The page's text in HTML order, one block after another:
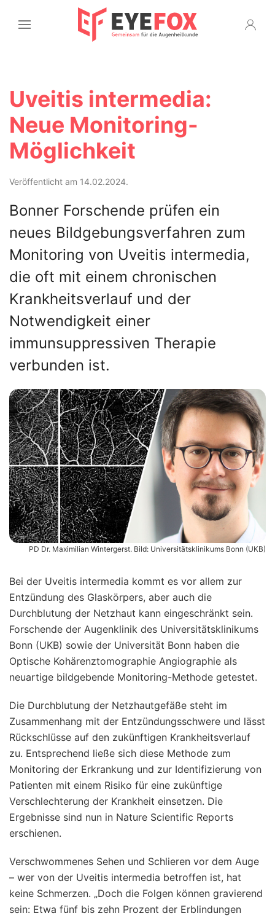
Uveitis intermedia:
Neue Monitoring-
Möglichkeit
Veröffentlicht am 14.02.2024.
Bonner Forschende prüfen ein
neues Bildgebungsverfahren zum
Monitoring von Uveitis intermedia,
die oft mit einem chronischen
Krankheitsverlauf und der
Notwendigkeit einer
immunsuppressiven Therapie
verbunden ist.
PD Dr. Maximilian Wintergerst. Bild: Universitätsklinikums Bonn (UKB)
Bei der Uveitis intermedia kommt es vor allem zur
Entzündung des Glaskörpers, aber auch die
Durchblutung der Netzhaut kann eingeschränkt sein.
Forschende der Augenklinik des Universitätsklinikums
Bonn (UKB) sowie der Universität Bonn haben die
Optische Kohärenztomographie Angiographie als
neuartige bildgebende Monitoring-Methode getestet.
Die Durchblutung der Netzhautgefäße steht im
Zusammenhang mit der Entzündungsschwere und lässt
Rückschlüsse auf den zukünftigen Krankheitsverlauf
zu. Entsprechend ließe sich diese Methode zum
Monitoring der Erkrankung und zur Identifizierung von
Patienten mit einem Risiko für eine zukünftige
Verschlechterung der Krankheit einsetzen. Die
Ergebnisse sind nun in Nature Scientific Reports
erschienen.
Verschwommenes Sehen und Schlieren vor dem Auge
– wer von der Uveitis intermedia betroffen ist, hat
keine Schmerzen. „Doch die Folgen können gravierend
sein: Etwa fünf bis zehn Prozent der Erblindungen